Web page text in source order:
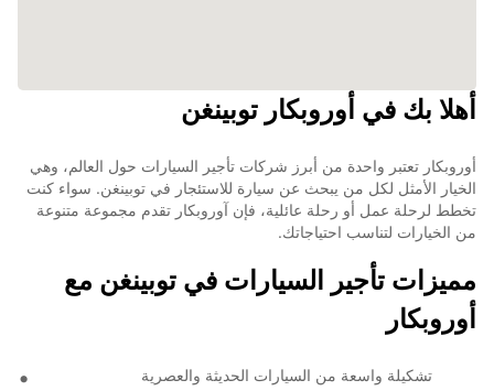
أهلا بك في أوروبكار توبينغن
أوروبكار تعتبر واحدة من أبرز شركات تأجير السيارات حول العالم، وهي
الخيار الأمثل لكل من يبحث عن سيارة للاستئجار في توبينغن. سواء كنت
تخطط لرحلة عمل أو رحلة عائلية، فإن آوروبكار تقدم مجموعة متنوعة
من الخيارات لتناسب احتياجاتك.
مميزات تأجير السيارات في توبينغن مع
أوروبكار
تشكيلة واسعة من السيارات الحديثة والعصرية